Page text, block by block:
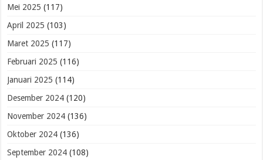
Mei 2025 (117)
April 2025 (103)
Maret 2025 (117)
Februari 2025 (116)
Januari 2025 (114)
Desember 2024 (120)
November 2024 (136)
Oktober 2024 (136)
September 2024 (108)